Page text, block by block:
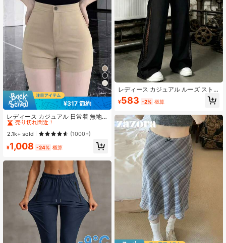
¥317 節約
レディース カジュアル 日常着 無地
シンプル ショーツ 夏
#2 ベストセラー
カーキ 女性用ショーツ
売り切れ間近！
#2 ベストセラー
売り切れ間近！
#2 ベストセラー
売り切れ間近！
#2 ベストセラー
売り切れ間近！
2.1k+ sold (1000+)
¥1,008 -24% 概算
レディース カジュアル ルーズ スト
レートレッグ スウェットパンツ 春夏
ファッション ロングパンツ ブラック
¥583 -2% 概算